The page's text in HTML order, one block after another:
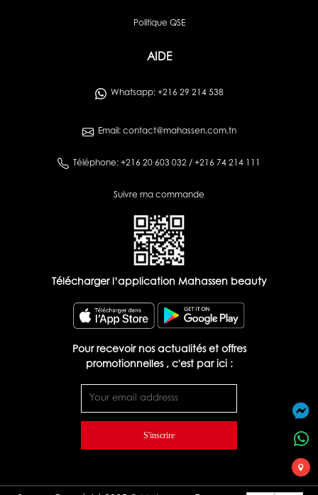
Politique QSE
AIDE
Whatsapp: +216 29 214 538
Email: contact@mahassen.com.tn
Téléphone: +216 20 603 032 / +216 74 214 111
Suivre ma commande
Télécharger l’application Mahassen beauty
Pour recevoir nos actualités et offres
promotionnelles , c'est par ici :
S'inscrire